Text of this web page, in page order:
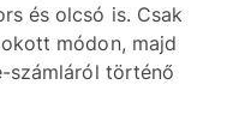
és olcsó is. Csak
módon, majd
számláról történő